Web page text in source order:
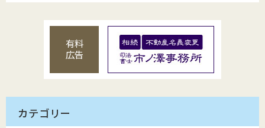
有料
広告
カテゴリー